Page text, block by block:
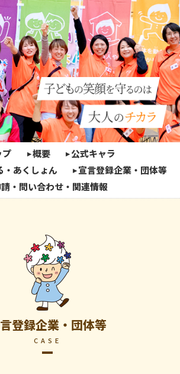
プ 概要
公式キャラ
・あくしょん
宣言登録企業・団体等
・問い合わせ・関連情報
登録企業・団体等
CASE